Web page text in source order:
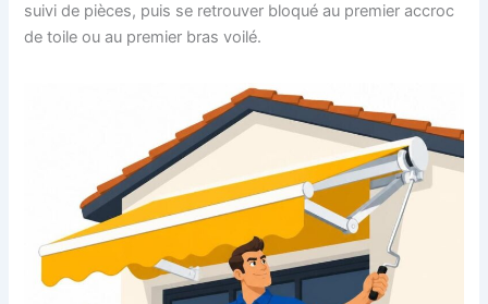
suivi de pièces, puis se retrouver bloqué au premier accroc
de toile ou au premier bras voilé.